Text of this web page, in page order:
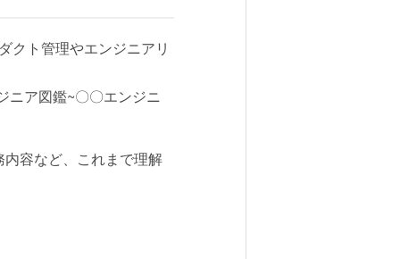
クト管理やエンジニアリ
ニア図鑑~〇〇エンジニ
容など、これまで理解